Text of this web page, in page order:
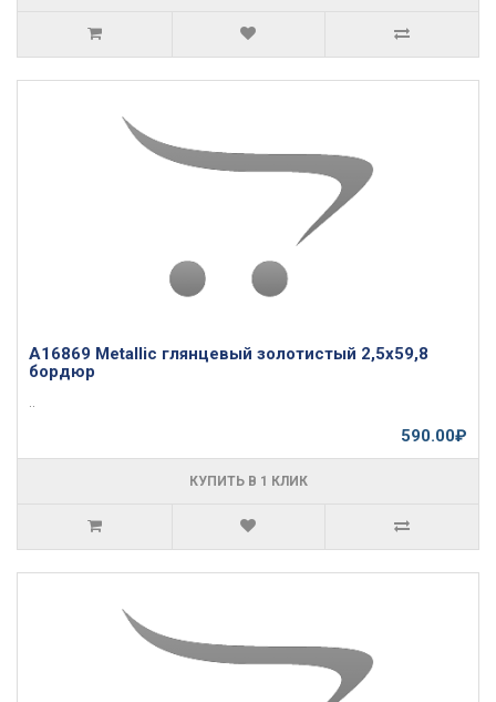
A16869 Metallic глянцевый золотистый 2,5x59,8
бордюр
..
590.00₽
КУПИТЬ В 1 КЛИК